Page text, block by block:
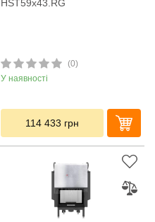
HST59x43.RG
(0)
У наявності
114 433 грн